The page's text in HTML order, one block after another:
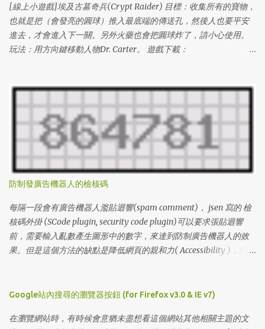
[線上小遊戲]埃及古墓奇兵(Crypt Raider) 目標：收集所有的寶物，
也就是把（會發亮的圓球）推入最底端的傳送孔，然後人也要平安
進去，才會進入下一關。另外火藥也會把圓球炸了，請小心使用。
玩法：用方向鍵移動人物Dr. Carter。 遊戲下載：
100) & levelcodes) 1 l3VIFNXL6O0 2 l1GDCJTH4BU 3 lDIIBX80DTS
4 lZ4DJKCGM46 5 lY8BUJAAHML 6 l3DQ84AHPJ2 7
lUATCLAZHAU 8 lKPU91XGSMG 9 lXPQ5V9CO5S 10 lPXAA197342
11 lUZLUV05WJ5 12 lIHFREW7HFB 13 l8I1NH0NLMS 14
lL0LOD3SNZQ 15 lV9HLCQJW0Z 16 lWVJKG7WORV 17
lCFF6Z4PWAQ 21 lS3F44JY4LG 22 lMCY5EP0UDX 23 lSVIXSLLG49
24 l6PEUSYSJ3I 25 lU6I3685MLA 26 lA99B9759UZ 27
lI6BN8BHK5E 28 lLWB65SAYF1 29 lRVWMYMRB4F 30
l2VRIKKRJXL 31 l6R96LV6DI4 32 lZF72GXQZNZ 33 l65EZUDIEPY
34 lDA13UNFJIA 35 lM55VJPWZXS 36 l2BYN8X5WMB 37
l477S23DCHQ 38 lKZREX9NC48 39 lT54PBR00R0 40
防制發廣告機器人的檢核碼
每隔一段會有廣告機器人濫貼迴響(spam comment)， jsen 寫的 檢
核碼外掛 (SCode plugin, security code plugin)可以要求張貼迴響
前，需要輸入亂數產生圖形中的數字，來達到防制廣告機器人的效
果。但是這個方法的缺點是降低網頁的親和力( Accessibility )，使得
jsen的 檢核碼外掛 網頁，下載SCode plugin，解壓縮後，編輯
寫 * 設定檢核碼的長度(my $scode_length)，預設值為6個數字，我
Google站內搜尋的瀏覽器按鈕 (for Firefox v3.0 & IE v7)
在瀏覽網站時，有時候會意猶未盡想看這個網站其他相關主題的文